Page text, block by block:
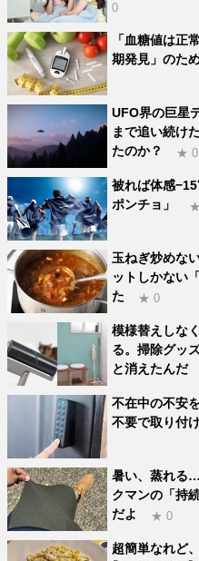
0
「血糖値は正
期発見」のた
UFO界の巨星
まで追い続け
たのか？
★ 0
被れば体感
ポンチョ」
玉ねぎ炒めな
ットしかない
た
★ 0
模様替えしな
る。掃除グッ
と消えたんだ
不在中の不安
不要で取り付
暑い、蒸れる
クマンの「持
だよ
★ 0
超簡単なれど